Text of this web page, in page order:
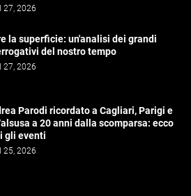
27, 2026
la superficie: un'analisi dei grandi
del nostro tempo
27, 2026
Parodi ricordato a Cagliari, Parigi e
a 20 anni dalla scomparsa: ecco
gli eventi
25, 2026